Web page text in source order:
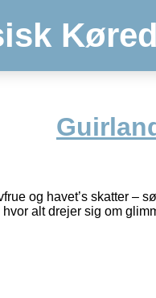
og havet’s skatter –
alt drejer sig om